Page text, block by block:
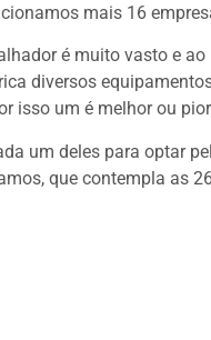
mais 16
é muito vasto e
diversos
isso um é melhor ou
um deles para optar
que contempla as